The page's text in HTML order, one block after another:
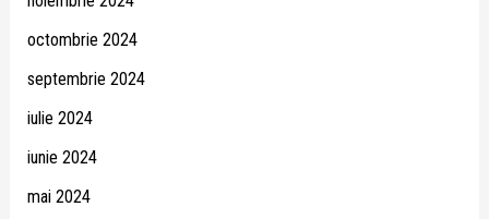
octombrie 2024
septembrie 2024
iulie 2024
iunie 2024
mai 2024